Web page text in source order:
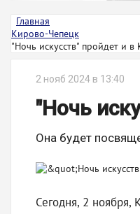
Главная
Кирово-Чепецк
"Ночь искусств" пройдет и
2 нояб 2024 в 13:40
"Ночь
Она будет
Сегодня, 2 ноября,